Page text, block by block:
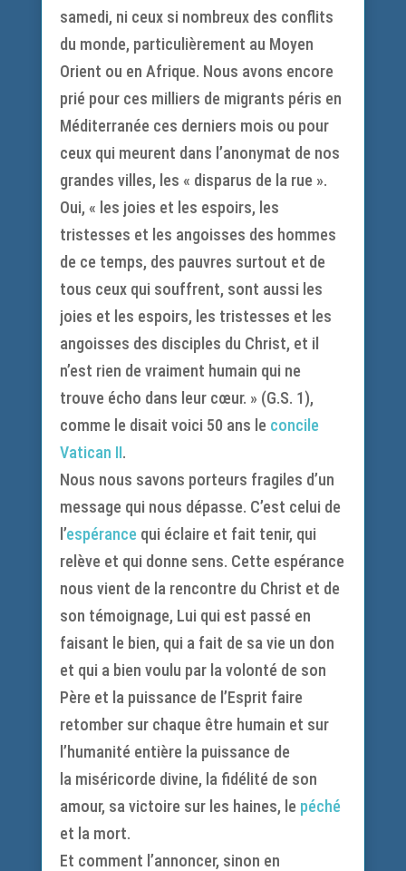
samedi, ni ceux si nombreux des conflits
du monde, particulièrement au Moyen
Orient ou en Afrique. Nous avons encore
prié pour ces milliers de migrants péris en
Méditerranée ces derniers mois ou pour
ceux qui meurent dans l’anonymat de nos
grandes villes, les « disparus de la rue ».
Oui, « les joies et les espoirs, les
tristesses et les angoisses des hommes
de ce temps, des pauvres surtout et de
tous ceux qui souffrent, sont aussi les
joies et les espoirs, les tristesses et les
angoisses des disciples du Christ, et il
n’est rien de vraiment humain qui ne
trouve écho dans leur cœur. » (G.S. 1),
comme le disait voici 50 ans le concile
Vatican II.
Nous nous savons porteurs fragiles d’un
message qui nous dépasse. C’est celui de
l’espérance qui éclaire et fait tenir, qui
relève et qui donne sens. Cette espérance
nous vient de la rencontre du Christ et de
son témoignage, Lui qui est passé en
faisant le bien, qui a fait de sa vie un don
et qui a bien voulu par la volonté de son
Père et la puissance de l’Esprit faire
retomber sur chaque être humain et sur
l’humanité entière la puissance de
la miséricorde divine, la fidélité de son
amour, sa victoire sur les haines, le péché
et la mort.
Et comment l’annoncer, sinon en